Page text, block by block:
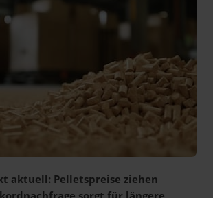
aktuell: Pelletspreise ziehen